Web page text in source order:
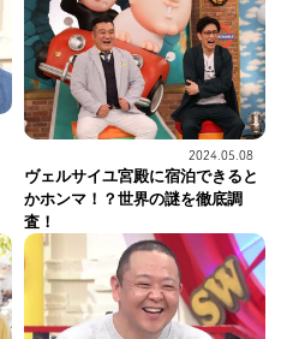
2024.05.08
ヴェルサイユ宮殿に宿泊できると
かホンマ！？世界の謎を徹底調
査！